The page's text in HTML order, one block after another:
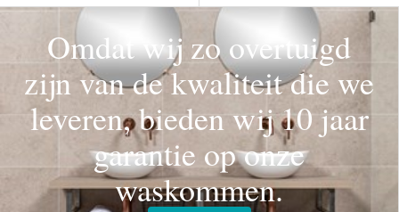
Omdat wij zo overtuigd
zijn van de kwaliteit die we
leveren, bieden wij 10 jaar
garantie op onze
waskommen.